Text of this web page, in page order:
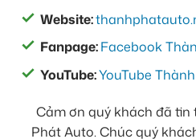
Website:
Fanpage:Facebook
YouTube:YouTube
Cảm ơn quý khách đã
Phát Auto. Chúc quý